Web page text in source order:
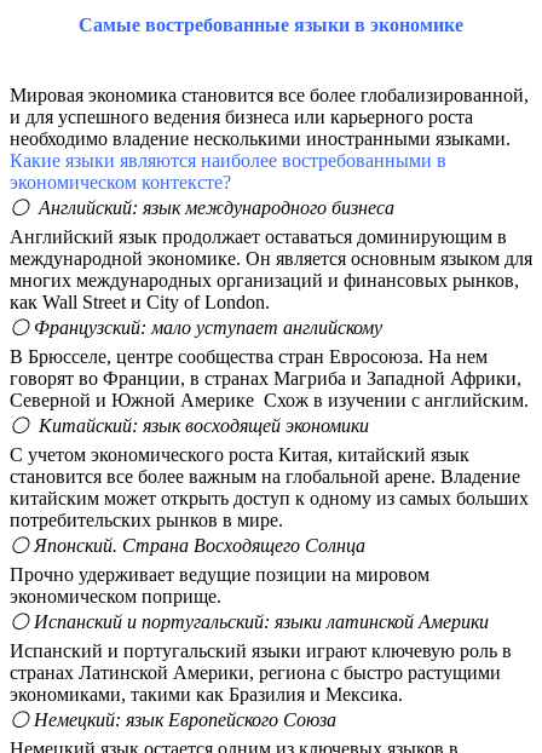
Самые востребованные языки в экономике
Мировая экономика становится все более глобализированной,
и для успешного ведения бизнеса или карьерного роста
необходимо владение несколькими иностранными языками.
Какие языки являются наиболее востребованными в
экономическом контексте?
⚪ Английский: язык международного бизнеса
Английский язык продолжает оставаться доминирующим в
международной экономике. Он является основным языком для
многих международных организаций и финансовых рынков,
как Wall Street и City of London.
⚪ Французский: мало уступает английскому
В Брюсселе, центре сообщества стран Евросоюза. На нем
говорят во Франции, в странах Магриба и Западной Африки,
Северной и Южной Америке Схож в изучении с английским.
⚪ Китайский: язык восходящей экономики
С учетом экономического роста Китая, китайский язык
становится все более важным на глобальной арене. Владение
китайским может открыть доступ к одному из самых больших
потребительских рынков в мире.
⚪ Японский. Страна Восходящего Солнца
Прочно удерживает ведущие позиции на мировом
экономическом поприще.
⚪ Испанский и португальский: языки латинской Америки
Испанский и португальский языки играют ключевую роль в
странах Латинской Америки, региона с быстро растущими
экономиками, такими как Бразилия и Мексика.
⚪ Немецкий: язык Европейского Союза